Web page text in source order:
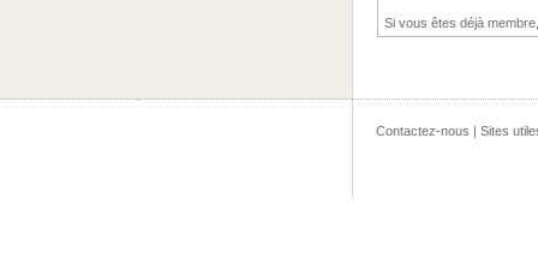
Si vous êtes déjà
Contactez-nous | Sites